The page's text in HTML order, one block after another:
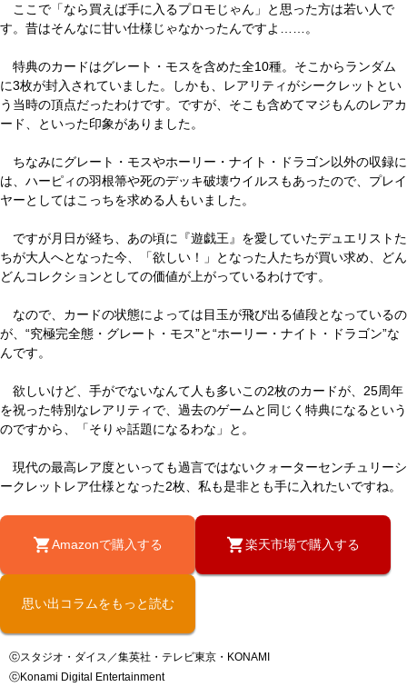
ここで「なら買えば手に入るプロモじゃん」と思った方は若い人で
す。昔はそんなに甘い仕様じゃなかったんですよ……。
特典のカードはグレート・モスを含めた全10種。そこからランダム
に3枚が封入されていました。しかも、レアリティがシークレットとい
う当時の頂点だったわけです。ですが、そこも含めてマジもんのレアカ
ード、といった印象がありました。
ちなみにグレート・モスやホーリー・ナイト・ドラゴン以外の収録に
は、ハーピィの羽根箒や死のデッキ破壊ウイルスもあったので、プレイ
ヤーとしてはこっちを求める人もいました。
ですが月日が経ち、あの頃に『遊戯王』を愛していたデュエリストた
ちが大人へとなった今、「欲しい！」となった人たちが買い求め、どん
どんコレクションとしての価値が上がっているわけです。
なので、カードの状態によっては目玉が飛び出る値段となっているの
が、“究極完全態・グレート・モス”と“ホーリー・ナイト・ドラゴン”な
んです。
欲しいけど、手がでないなんて人も多いこの2枚のカードが、25周年
を祝った特別なレアリティで、過去のゲームと同じく特典になるという
のですから、「そりゃ話題になるわな」と。
現代の最高レア度といっても過言ではないクォーターセンチュリーシ
ークレットレア仕様となった2枚、私も是非とも手に入れたいですね。
Amazonで購入する 楽天市場で購入する
思い出コラムをもっと読む
ⓒスタジオ・ダイス／集英社・テレビ東京・KONAMI
ⓒKonami Digital Entertainment